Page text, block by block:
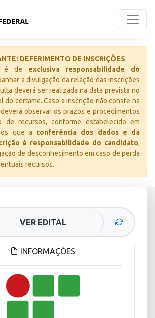
DEFERIMENTO DE INSCRIÇÕES
é de exclusiva responsabilidade do
a divulgação da relação das inscrições
deverá ser realizada na data prevista no
do certame. Caso a inscrição não conste na
observar os prazos e procedimentos
de recursos, conforme estabelecido em
que a conferência dos dados e da
é responsabilidade do candidato,
de desconhecimento em caso de perda
recursos.
VER EDITAL
INFORMAÇÕES